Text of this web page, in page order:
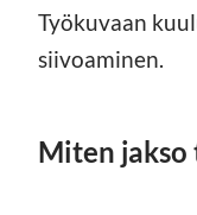
Työkuvaan
siivoaminen.
Miten